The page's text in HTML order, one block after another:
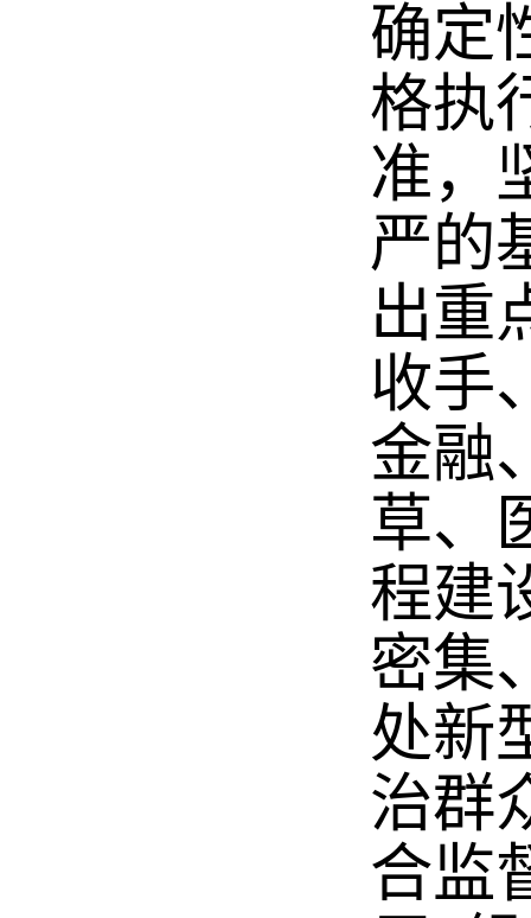
确定
格执
准，
严的
出重
收手
金融
草、
程建
密集
处新
治群
合监